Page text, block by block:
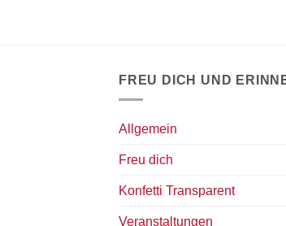
FREU DICH UND
Allgemein
Freu dich
Konfetti Transparent
Veranstaltungen